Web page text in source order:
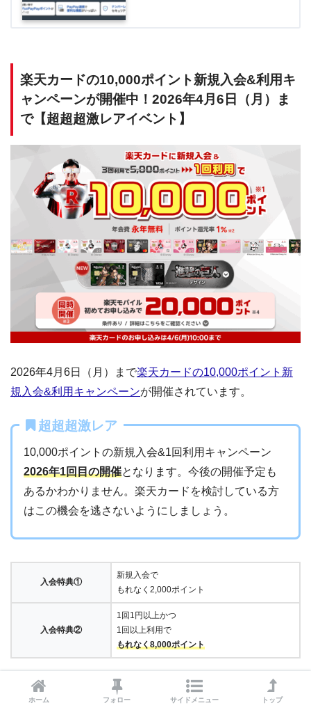
楽天カードの10,000ポイント新規入会&利用キ
ャンペーンが開催中！2026年4月6日（月）ま
で【超超超激レアイベント】
2026年4月6日（月）まで楽天カードの10,000ポイント新
規入会&利用キャンペーンが開催されています。
超超超激レア
10,000ポイントの新規入会&1回利用キャンペーン
2026年1回目の開催となります。今後の開催予定も
あるかわかりません。楽天カードを検討している方
はこの機会を逃さないようにしましょう。
入会特典①
新規入会で
もれなく2,000ポイント
入会特典②
1回1円以上かつ
1回以上利用で
もれなく8,000ポイント
カード概要
ホーム フォロー サイドメニュー トップ